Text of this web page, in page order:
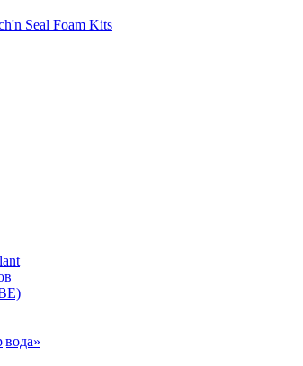
Seal Foam Kits